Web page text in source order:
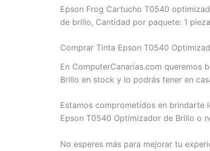
Epson Frog Cartucho T0540
de brillo, Cantidad por paquete: 1
Comprar Tinta Epson T0540
En ComputerCanarias.com queremos
Brillo en stock y lo podrás tener en
Estamos comprometidos en brindarte
Epson T0540 Optimizador de Brillo o
No esperes más para mejorar tu